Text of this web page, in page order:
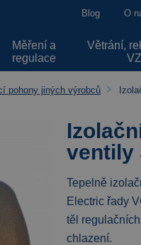
Blog O
Měření a
regulace
Větrání,
pohony jiných výrobců
ventily
Tepelně
Electric řady
těl
chlazení.